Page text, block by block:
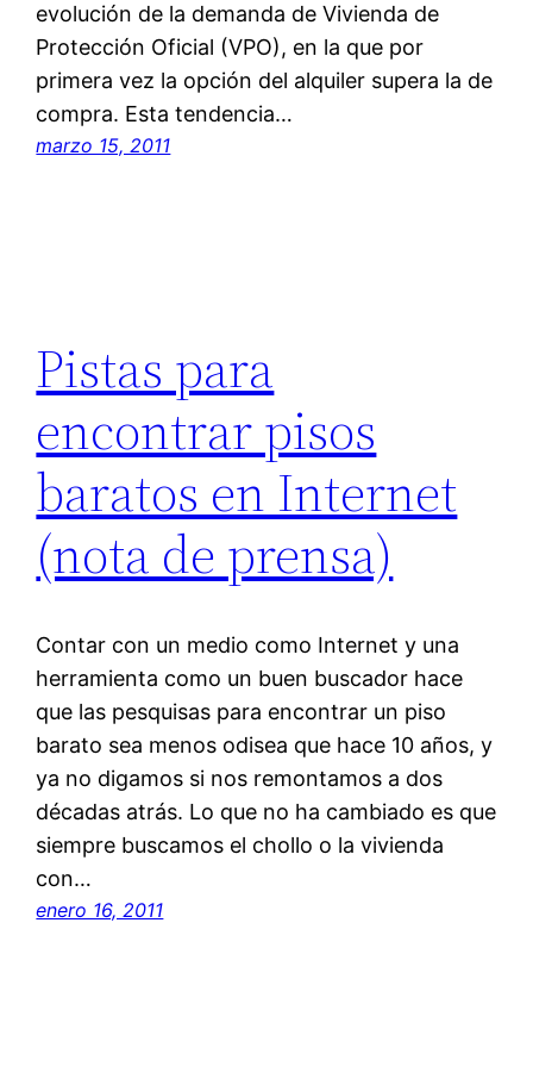
evolución de la demanda de Vivienda de
Protección Oficial (VPO), en la que por
primera vez la opción del alquiler supera la de
compra. Esta tendencia…
marzo 15, 2011
Pistas para
encontrar pisos
baratos en Internet
(nota de prensa)
Contar con un medio como Internet y una
herramienta como un buen buscador hace
que las pesquisas para encontrar un piso
barato sea menos odisea que hace 10 años, y
ya no digamos si nos remontamos a dos
décadas atrás. Lo que no ha cambiado es que
siempre buscamos el chollo o la vivienda
con…
enero 16, 2011